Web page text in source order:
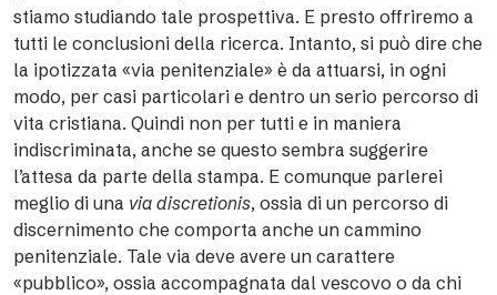
stiamo studiando tale prospettiva. E presto offriremo a
tutti le conclusioni della ricerca. Intanto, si può dire che
la ipotizzata «via penitenziale» è da attuarsi, in ogni
modo, per casi particolari e dentro un serio percorso di
vita cristiana. Quindi non per tutti e in maniera
indiscriminata, anche se questo sembra suggerire
l’attesa da parte della stampa. E comunque parlerei
meglio di una via discretionis, ossia di un percorso di
discernimento che comporta anche un cammino
penitenziale. Tale via deve avere un carattere
«pubblico», ossia accompagnata dal vescovo o da chi